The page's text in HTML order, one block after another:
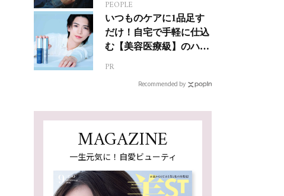
ジカルへの挑戦
PEOPLE
いつものケアに1品足す
だけ！自宅で手軽に仕込
む【美容医療級】のハリ
PR
Recommended by
MAGAZINE
一生元気に！自愛ビューティ